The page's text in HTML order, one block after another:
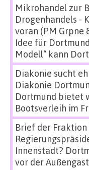
Mikrohandel zur
Drogenhandels -
voran (PM Grpne
Idee für
Modell“ kann
Diakonie sucht
Diakonie
Dortmund bietet
Bootsverleih im
Brief der
Innenstadt?
vor der